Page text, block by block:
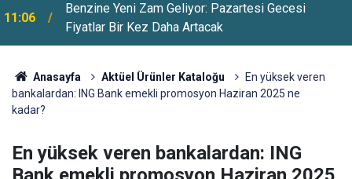
11:06
Benzine Yeni Zam Geliyor: Pazartesi Gecesi
Fiyatlar Bir Kez Daha Artacak
Anasayfa Aktüel Ürünler Kataloğu
En yüksek veren
bankalardan: ING Bank emekli promosyon Haziran 2025 ne
kadar?
En yüksek veren bankalardan: ING